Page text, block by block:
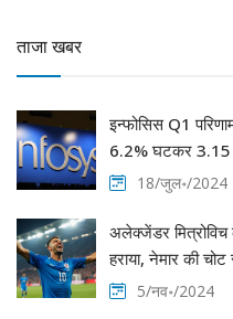
ताजा खबर
इन्फोसिस Q1
6.2% घटकर 3.15
18/जुल॰/2024
अलेक्जेंडर
हराया, नेमार की
5/नव॰/2024